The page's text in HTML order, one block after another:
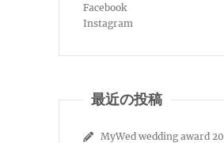
Facebook
Instagram
最近の投稿
MyWed wedding award